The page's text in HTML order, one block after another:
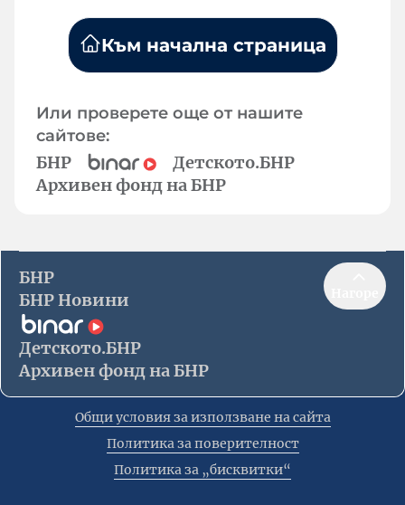
Към начална страница
Или проверете още от нашите
сайтове:
БНР
Детското.БНР
Архивен фонд на БНР
БНР
БНР Новини
Детското.БНР
Архивен фонд на БНР
Общи условия за използване на сайта
Политика за поверителност
Политика за „бисквитки“